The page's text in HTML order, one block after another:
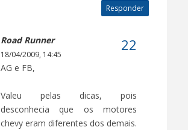
Responder
Road Runner
18/04/2009, 14:45
AG e FB,
Valeu pelas dicas, pois
desconhecia que os motores
chevy eram diferentes dos demais.